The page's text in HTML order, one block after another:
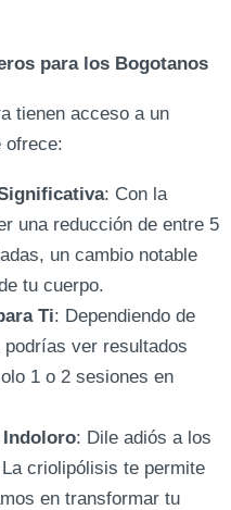
para los Bogotanos
tienen acceso a un
ofrece:
: Con la
una reducción de entre 5
un cambio notable
tu cuerpo.
Ti: Dependiendo de
ver resultados
1 o 2 sesiones en
Indoloro: Dile adiós a los
criolipólisis te permite
en transformar tu